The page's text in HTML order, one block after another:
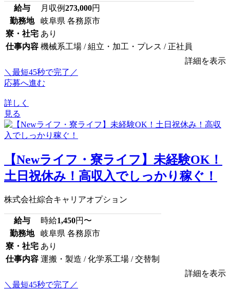
給与 月収例273,000円
勤務地
岐阜県 各務原市
寮・社宅 あり
仕事内容 機械系工場 / 組立・加工・プレス / 正社員
詳細を表示
＼最短45秒で完了／
応募へ進む
詳しく
見る
【Newライフ・寮ライフ】未経験OK！
土日祝休み！高収入でしっかり稼ぐ！
株式会社綜合キャリアオプション
給与 時給1,450円〜
勤務地
岐阜県 各務原市
寮・社宅 あり
仕事内容 運搬・製造 / 化学系工場 / 交替制
詳細を表示
＼最短45秒で完了／